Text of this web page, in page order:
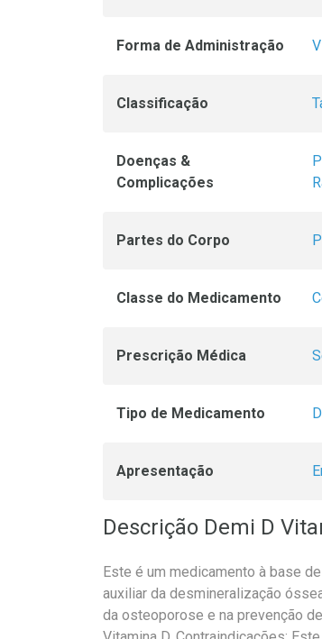
Forma de Administração
Classificação
Doenças &
Complicações
Partes do Corpo
Classe do Medicamento
Prescrição Médica
Tipo de Medicamento
Apresentação
Descrição Demi D
Este é um medicamento à base
auxiliar da desmineralização
da osteoporose e na prevenção